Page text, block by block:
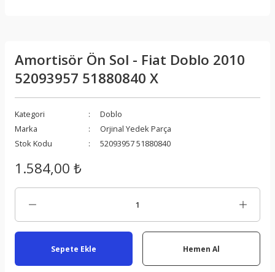
Amortisör Ön Sol - Fiat Doblo 2010
52093957 51880840 X
Kategori
Doblo
Marka
Orjinal Yedek Parça
Stok Kodu
52093957 51880840
1.584,00 ₺
Sepete Ekle Hemen Al